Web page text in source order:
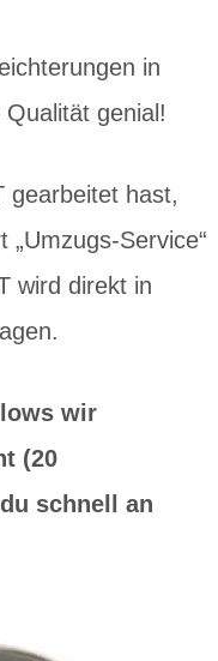
in
genial!
gearbeitet hast,
„Umzugs-Service“
wird direkt in
wir
(20
schnell an